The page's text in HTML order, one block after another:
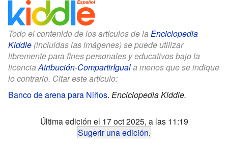
Todo el contenido de los artículos de la Enciclopedia
Kiddle (incluidas las imágenes) se puede utilizar
libremente para fines personales y educativos bajo la
licenciaAtribución-CompartirIguala menos que se indique
lo contrario. Citar este artículo:
Banco de arena para Niños. Enciclopedia Kiddle.
Última edición el 17 oct 2025, a las 11:19
Sugerir una edición.